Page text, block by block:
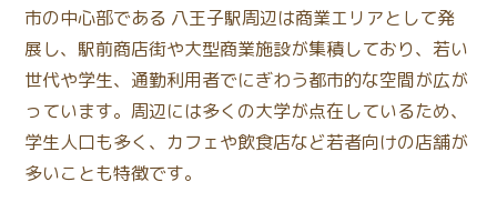
市の中心部である 八王子駅周辺は商業エリアとして発
展し、駅前商店街や大型商業施設が集積しており、若い
世代や学生、通勤利用者でにぎわう都市的な空間が広が
っています。周辺には多くの大学が点在しているため、
学生人口も多く、カフェや飲食店など若者向けの店舗が
多いことも特徴です。